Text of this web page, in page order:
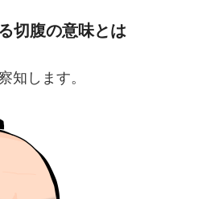
切腹の意味とは
知します。